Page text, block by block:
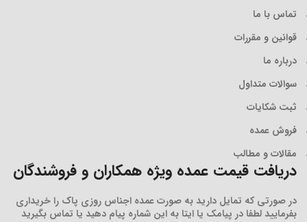
تماس با ما
قوانین و مقررات
درباره ما
سوالات متداول
ثبت شکایات
فروش عمده
مقالات و مطالب
دریافت قیمت عمده ویژه همکاران و فروشندگان
در صورتی که تمایل دارید به صورت عمده اجناس روزی پاک را خریداری
بفرمایید لطفا در پیامک یا ایتا به این شماره پیام دهید یا تماس بگیرید